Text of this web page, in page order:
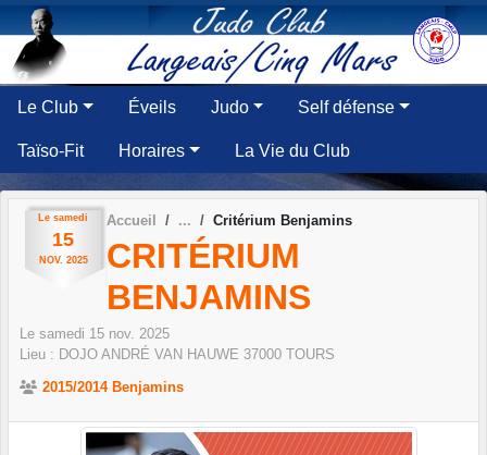
Le Club Éveils Judo Self défense
Taïso-Fit Horaires La Vie du Club
Le samedi
15
NOV. 2025
Accueil Critérium Benjamins
CRITÉRIUM
BENJAMINS
Le samedi 15 nov. 2025
Lieu : DOJO ANDRÉ VAN HAUWE 37000 TOURS
2015/2014 Benjamins
Panneau de gestion des cookies